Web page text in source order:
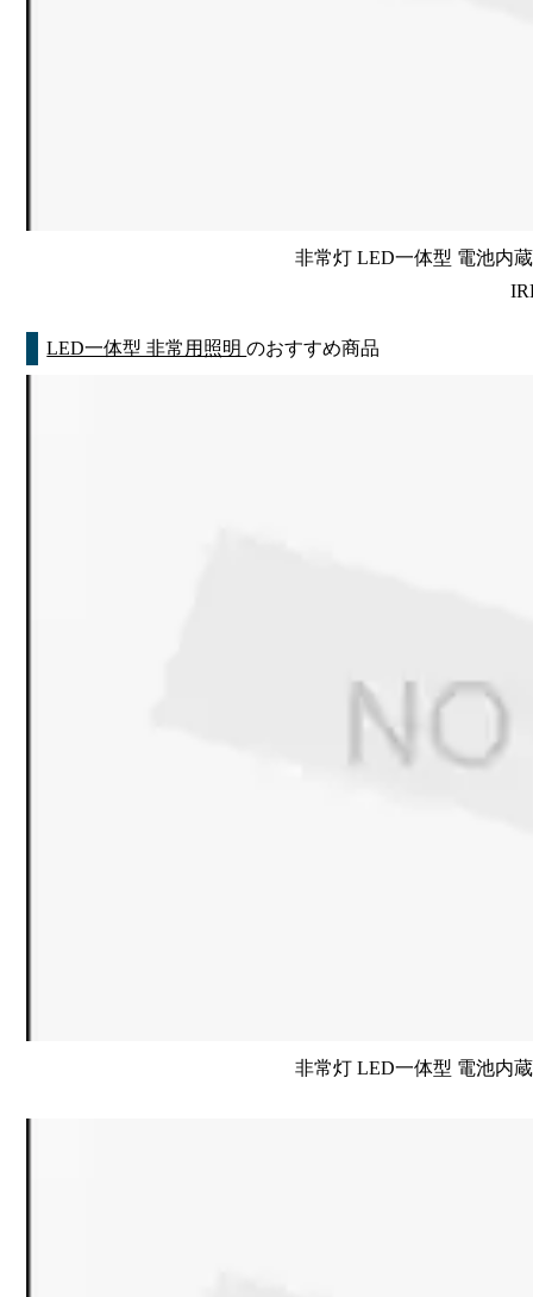
非常灯 LED一体型 電池内
LED一体型 非常用照明のおすすめ商品
非常灯 LED一体型 電池内